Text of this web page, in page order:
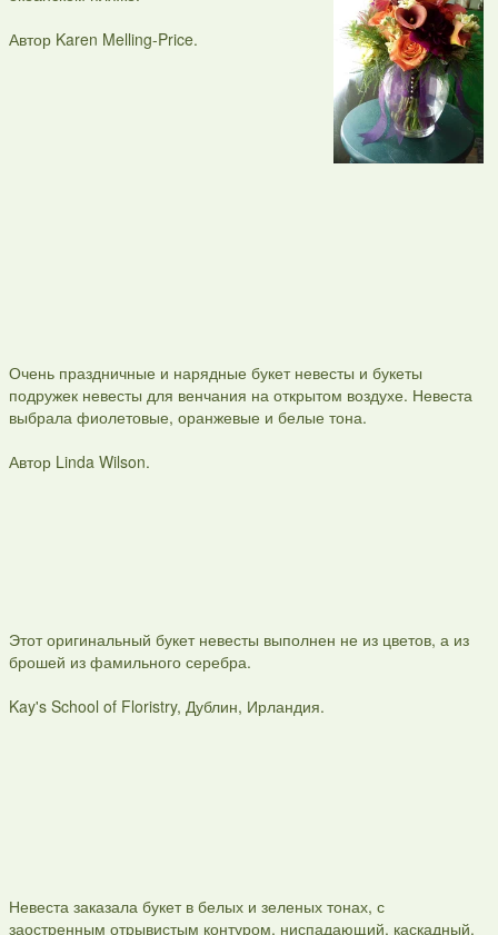
Автор Karen Melling-Price.
Очень праздничные и нарядные букет невесты и букеты
подружек невесты для венчания на открытом воздухе. Невеста
выбрала фиолетовые, оранжевые и белые тона.
Автор Linda Wilson.
Этот оригинальный букет невесты выполнен не из цветов, а из
брошей из фамильного серебра.
Kay's School of Floristry, Дублин, Ирландия.
Невеста заказала букет в белых и зеленых тонах, с
заостренным отрывистым контуром, ниспадающий, каскадный.